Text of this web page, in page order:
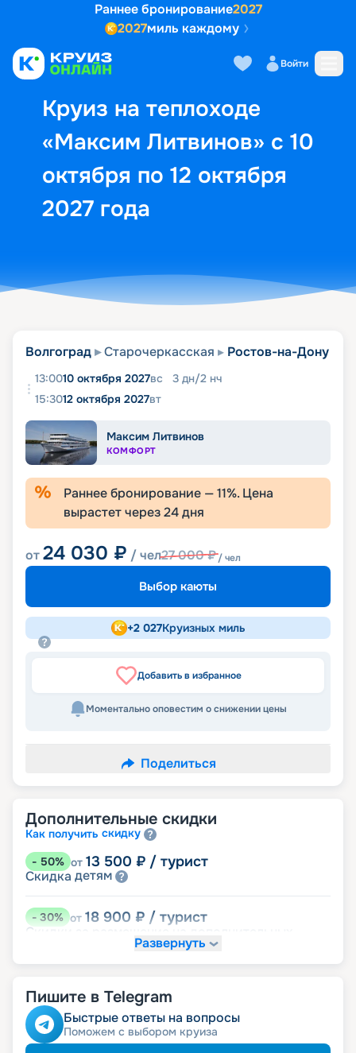
Раннее бронирование2027
2027миль каждому
Войти
Круиз на теплоходе
«Максим Литвинов» с 10
октября по 12 октября
2027 года
Выбор кают Маршрут и
Волгоград Старочеркасская Ростов-на-Дону
13:0010 октября 2027вс 3 дн/2 нч
15:3012 октября 2027вт
Максим Литвинов
КОМФОРТ
Раннее бронирование —11%. Цена
вырастет через24дня
от24 030 ₽ / чел27 000₽/ чел
Выбор каюты
+2 027Круизных миль
Добавить в избранное
Моментально оповестим о снижении цены
Поделиться
Дополнительные скидки
Как получить скидку
- 50% от 13 500 ₽ / турист
Скидка детям
-30% от 18 900 ₽ / турист
Скидки за размещение на дополнительных
-10% от 24 300 ₽ / турист
Скидка сотрудникам силовыхведомств
Скидкаветеранам
Скидка многодетнымсемьям
Развернуть
Пишите в Telegram
Быстрые ответы на вопросы
Поможем с выбором круиза